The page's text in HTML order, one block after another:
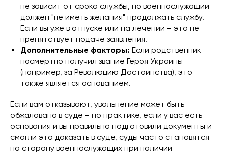
не зависит от срока службы, но военнослужащий
должен "не иметь желания" продолжать службу.
Если вы уже в отпуске или на лечении – это не
препятствует подаче заявления.
Дополнительные факторы: Если родственник
посмертно получил звание Героя Украины
(например, за Революцию Достоинства), это
также является основанием.
Если вам отказывают, увольнение может быть
обжаловано в суде – по практике, если у вас есть
основания и вы правильно подготовили документы и
смогли это доказать в суде, суды часто становятся
на сторону военнослужащих при наличии